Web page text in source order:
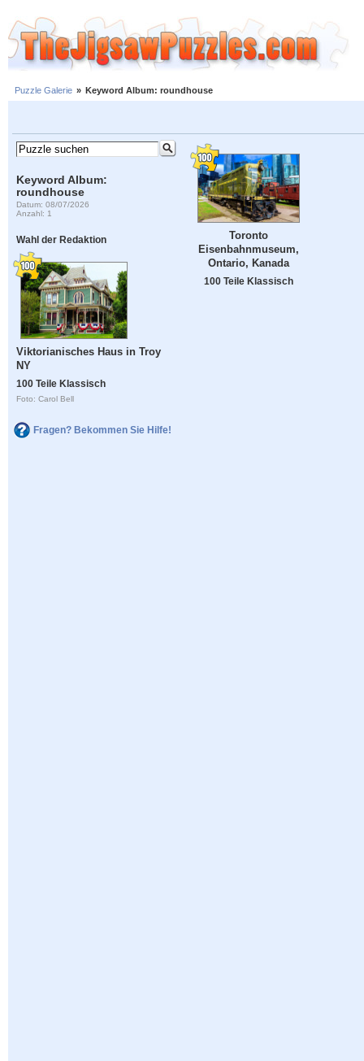
Puzzle Galerie » Keyword Album: roundhouse
Keyword Album:
roundhouse
Datum: 08/07/2026
Anzahl: 1
Wahl der Redaktion
Viktorianisches Haus in Troy
NY
100 Teile Klassisch
Foto: Carol Bell
Fragen? Bekommen Sie Hilfe!
Toronto
Eisenbahnmuseum,
Ontario, Kanada
100 Teile Klassisch